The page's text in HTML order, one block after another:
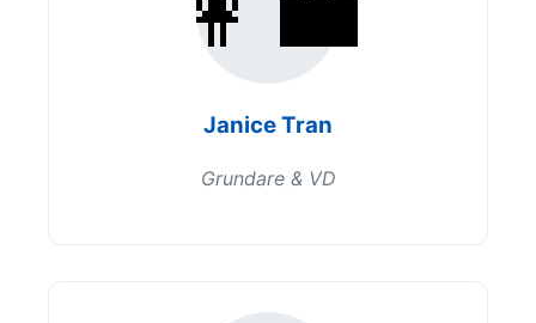
Janice Tran
Grundare & VD